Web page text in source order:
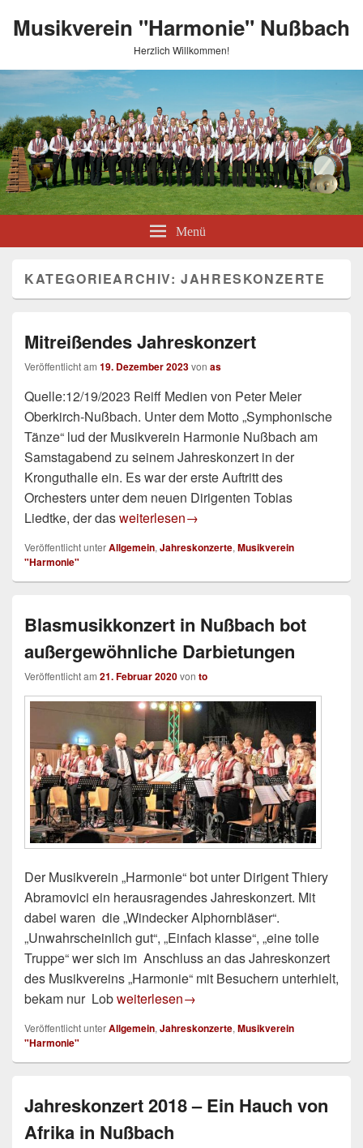
Musikverein "Harmonie" Nußbach
Herzlich Willkommen!
Menü
KATEGORIEARCHIV:JAHRESKONZERTE
Mitreißendes Jahreskonzert
Veröffentlicht am 19. Dezember 2023von as
Quelle:12/19/2023 Reiff Medien von Peter Meier
Oberkirch-Nußbach. Unter dem Motto „Symphonische
Tänze“ lud der Musikverein Harmonie Nußbach am
Samstagabend zu seinem Jahreskonzert in der
Kronguthalle ein. Es war der erste Auftritt des
Orchesters unter dem neuen Dirigenten Tobias
Liedtke, der dasMitreißendes Jahreskonzert
weiterlesen→
Veröffentlicht unterAllgemein, Jahreskonzerte, Musikverein
"Harmonie"
Blasmusikkonzert in Nußbach bot
außergewöhnliche Darbietungen
Veröffentlicht am 21. Februar 2020von to
Der Musikverein „Harmonie“ bot unter Dirigent Thiery
Abramovici ein herausragendes Jahreskonzert. Mit
dabei waren die „Windecker Alphornbläser“.
„Unwahrscheinlich gut“, „Einfach klasse“, „eine tolle
Truppe“ wer sich im Anschluss an das Jahreskonzert
des Musikvereins „Harmonie“ mit Besuchern unterhielt,
bekam nur LobBlasmusikkonzert in Nußbach bot
weiterlesen→
Veröffentlicht unterAllgemein, Jahreskonzerte, Musikverein
"Harmonie"
Jahreskonzert 2018 – Ein Hauch von
Afrika in Nußbach